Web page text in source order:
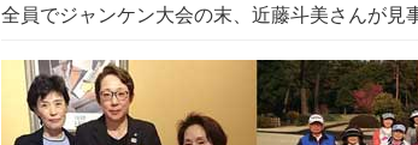
全員でジャンケン大会の末、近藤斗美さんが見